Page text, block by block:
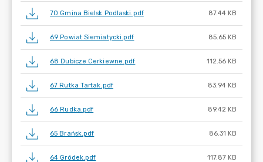
70 Gmina Bielsk Podlaski.pdf 87.44 KB
69 Powiat Siemiatycki.pdf 85.65 KB
68 Dubicze Cerkiewne.pdf 112.56 KB
67 Rutka Tartak.pdf 83.94 KB
66 Rudka.pdf 89.42 KB
65 Brańsk.pdf 86.31 KB
64 Gródek.pdf 117.87 KB